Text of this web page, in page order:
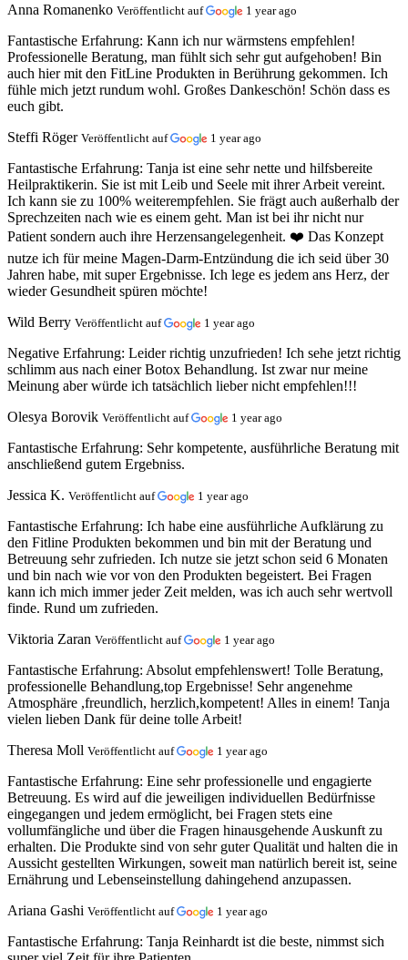
Anna Romanenko Veröffentlicht auf 1 year ago
Fantastische Erfahrung: Kann ich nur wärmstens empfehlen!
Professionelle Beratung, man fühlt sich sehr gut aufgehoben! Bin
auch hier mit den FitLine Produkten in Berührung gekommen. Ich
fühle mich jetzt rundum wohl. Großes Dankeschön! Schön dass es
euch gibt.
Steffi Röger Veröffentlicht auf 1 year ago
Fantastische Erfahrung: Tanja ist eine sehr nette und hilfsbereite
Heilpraktikerin. Sie ist mit Leib und Seele mit ihrer Arbeit vereint.
Ich kann sie zu 100% weiterempfehlen. Sie frägt auch außerhalb der
Sprechzeiten nach wie es einem geht. Man ist bei ihr nicht nur
Patient sondern auch ihre Herzensangelegenheit. ❤️ Das Konzept
nutze ich für meine Magen-Darm-Entzündung die ich seid über 30
Jahren habe, mit super Ergebnisse. Ich lege es jedem ans Herz, der
wieder Gesundheit spüren möchte!
Wild Berry Veröffentlicht auf 1 year ago
Negative Erfahrung: Leider richtig unzufrieden! Ich sehe jetzt richtig
schlimm aus nach einer Botox Behandlung. Ist zwar nur meine
Meinung aber würde ich tatsächlich lieber nicht empfehlen!!!
Olesya Borovik Veröffentlicht auf 1 year ago
Fantastische Erfahrung: Sehr kompetente, ausführliche Beratung mit
anschließend gutem Ergebniss.
Jessica K. Veröffentlicht auf 1 year ago
Fantastische Erfahrung: Ich habe eine ausführliche Aufklärung zu
den Fitline Produkten bekommen und bin mit der Beratung und
Betreuung sehr zufrieden. Ich nutze sie jetzt schon seid 6 Monaten
und bin nach wie vor von den Produkten begeistert. Bei Fragen
kann ich mich immer jeder Zeit melden, was ich auch sehr wertvoll
finde. Rund um zufrieden.
Viktoria Zaran Veröffentlicht auf 1 year ago
Fantastische Erfahrung: Absolut empfehlenswert! Tolle Beratung,
professionelle Behandlung,top Ergebnisse! Sehr angenehme
Atmosphäre ,freundlich, herzlich,kompetent! Alles in einem! Tanja
vielen lieben Dank für deine tolle Arbeit!
Theresa Moll Veröffentlicht auf 1 year ago
Fantastische Erfahrung: Eine sehr professionelle und engagierte
Betreuung. Es wird auf die jeweiligen individuellen Bedürfnisse
eingegangen und jedem ermöglicht, bei Fragen stets eine
vollumfängliche und über die Fragen hinausgehende Auskunft zu
erhalten. Die Produkte sind von sehr guter Qualität und halten die in
Aussicht gestellten Wirkungen, soweit man natürlich bereit ist, seine
Ernährung und Lebenseinstellung dahingehend anzupassen.
Ariana Gashi Veröffentlicht auf 1 year ago
Fantastische Erfahrung: Tanja Reinhardt ist die beste, nimmst sich